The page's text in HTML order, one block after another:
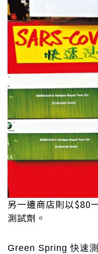
另一邊商店則以$80
測試劑。
Green Spring快速